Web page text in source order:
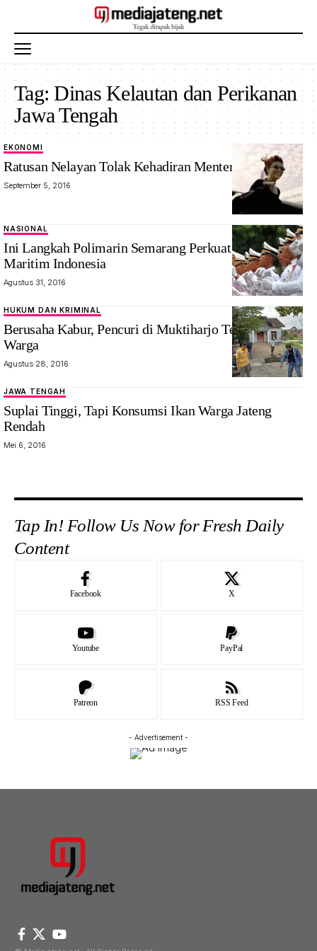
Tag:Dinas Kelautan dan Perikanan
Jawa Tengah
EKONOMI
Ratusan Nelayan Tolak Kehadiran Menteri Susi
September 5, 2016
NASIONAL
Ini Langkah Polimarin Semarang Perkuat Poros
Maritim Indonesia
Agustus 31, 2016
HUKUM DAN KRIMINAL
Berusaha Kabur, Pencuri di Muktiharjo Tewas Dihajar
Warga
Agustus 28, 2016
JAWA TENGAH
Suplai Tinggi, Tapi Konsumsi Ikan Warga Jateng
Rendah
Mei 6, 2016
Tap In! Follow Us Now for Fresh Daily
Content
Facebook X
Youtube PayPal
Patreon RSS Feed
- Advertisement -